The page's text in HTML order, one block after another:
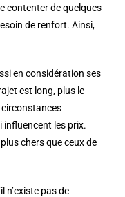
contenter de quelques
de renfort. Ainsi,
en considération ses
est long, plus le
circonstances
influencent les prix.
chers que ceux de
n’existe pas de